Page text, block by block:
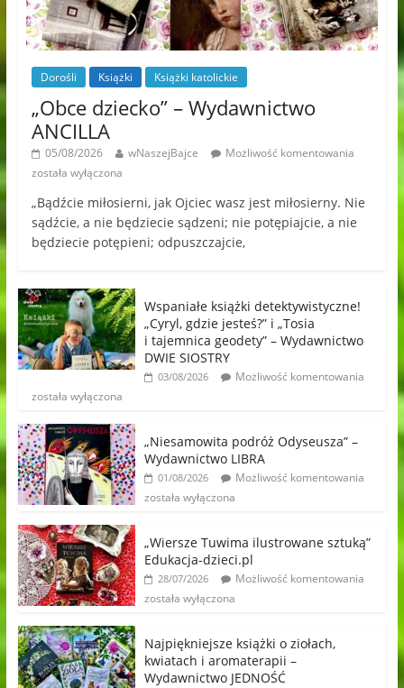
Dorośli Książki Książki katolickie
„Obce dziecko” – Wydawnictwo
ANCILLA
05/08/2026 wNaszejBajce
Możliwość komentowania
została wyłączona
„Bądźcie miłosierni, jak Ojciec wasz jest miłosierny. Nie
sądźcie, a nie będziecie sądzeni; nie potępiajcie, a nie
będziecie potępieni; odpuszczajcie,
Wspaniałe książki detektywistyczne!
„Cyryl, gdzie jesteś?” i „Tosia
i tajemnica geodety” – Wydawnictwo
DWIE SIOSTRY
03/08/2026
Możliwość komentowania
została wyłączona
„Niesamowita podróż Odyseusza” –
Wydawnictwo LIBRA
01/08/2026
Możliwość komentowania
została wyłączona
„Wiersze Tuwima ilustrowane sztuką”
Edukacja-dzieci.pl
28/07/2026
Możliwość komentowania
została wyłączona
Najpiękniejsze książki o ziołach,
kwiatach i aromaterapii –
Wydawnictwo JEDNOŚĆ